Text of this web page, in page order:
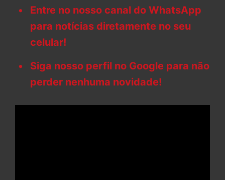
Entre no nosso canal do WhatsApp
para notícias diretamente no seu
celular!
Siga nosso perfil no Google para não
perder nenhuma novidade!